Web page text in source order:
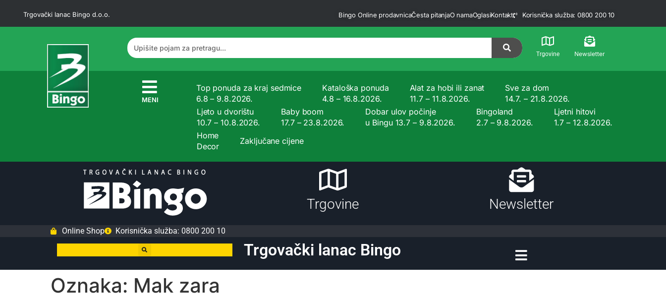
Trgovački lanac Bingo d.o.o. Bingo Online prodavnicaČesta pitanjaO namaOglasiKontakt Korisnička služba: 0800 200 10
Trgovine Newsletter
MENI
Top ponuda za kraj sedmice
6.8 – 9.8.2026.
Kataloška ponuda
4.8 – 16.8.2026.
Alat za hobi ili zanat
11.7 – 11.8.2026.
Sve za dom
14.7. – 21.8.2026.
Ljeto u dvorištu
10.7 – 10.8.2026.
Baby boom
17.7 – 23.8.2026.
Dobar ulov počinje
u Bingu 13.7 – 9.8.2026.
Bingoland
2.7 – 9.8.2026.
Ljetni hitovi
1.7 – 12.8.2026.
Home
Decor
Zaključane cijene
Trgovine Newsletter
Online Shop Korisnička služba: 0800 200 10
Trgovački lanac Bingo
Oznaka: Mak zara